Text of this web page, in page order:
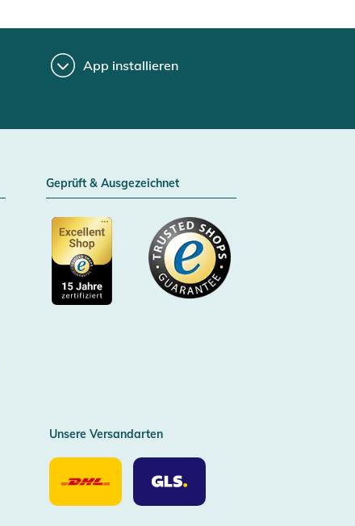
App installieren
Geprüft & Ausgezeichnet
Unsere Versandarten
Unsere
Versandarten
DHL
Unsere
Versandarten
GLS